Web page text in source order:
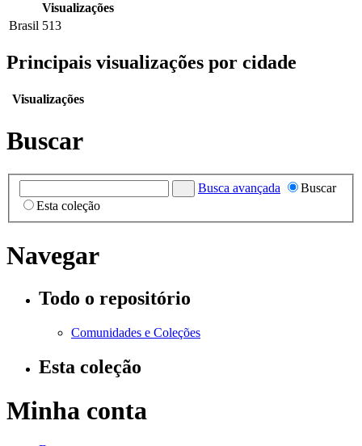
Visualizações
Brasil 513
Principais visualizações por cidade
Visualizações
Buscar
Busca avançada
Buscar
Esta coleção
Navegar
Todo o repositório
Comunidades e Coleções
Esta coleção
Minha conta